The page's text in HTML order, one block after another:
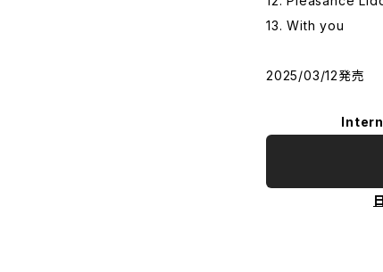
13. With you
2025/03/12発売